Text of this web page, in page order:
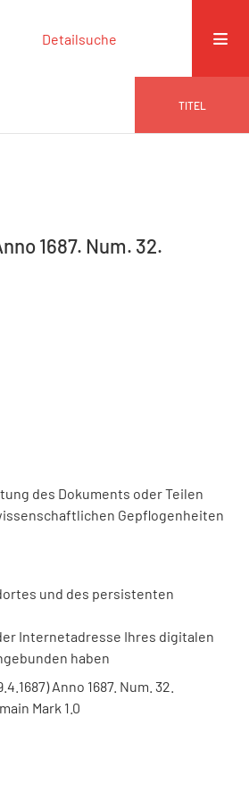
Detailsuche
TITEL
1687. Num. 32.
des Dokuments oder Teilen
Gepflogenheiten
und des persistenten
Internetadresse Ihres digitalen
haben
Anno 1687. Num. 32.
Mark 1.0